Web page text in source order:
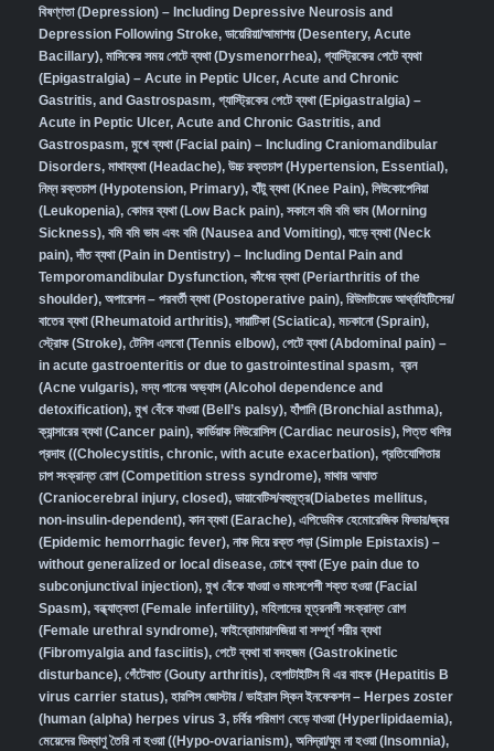
বিষণ্ণতা (Depression) – Including Depressive Neurosis and
Depression Following Stroke, ডায়েরিয়া/আমাশয় (Desentery, Acute
Bacillary), মাসিকের সময় পেটে ব্যথা (Dysmenorrhea), গ্যাস্ট্রিকের পেটে ব্যথা
(Epigastralgia) – Acute in Peptic Ulcer, Acute and Chronic
Gastritis, and Gastrospasm, গ্যাস্ট্রিকের পেটে ব্যথা (Epigastralgia) –
Acute in Peptic Ulcer, Acute and Chronic Gastritis, and
Gastrospasm, মুখে ব্যথা (Facial pain) – Including Craniomandibular
Disorders, মাথাব্যথা (Headache), উচ্চ রক্তচাপ (Hypertension, Essential),
নিম্ন রক্তচাপ (Hypotension, Primary), হাঁটু ব্যথা (Knee Pain), লিউকোপেনিয়া
(Leukopenia), কোমর ব্যথা (Low Back pain), সকালে বমি বমি ভাব (Morning
Sickness), বমি বমি ভাব এবং বমি (Nausea and Vomiting), ঘাড়ে ব্যথা (Neck
pain),দাঁত ব্যথা (Pain in Dentistry) – Including Dental Pain and
Temporomandibular Dysfunction, কাঁধের ব্যথা (Periarthritis of the
shoulder), অপারেশন – পরবর্তী ব্যথা (Postoperative pain), রিউমাটয়েড আর্থ্রাইটিসের/
বাতের ব্যথা (Rheumatoid arthritis), সায়াটিকা (Sciatica), মচকানো (Sprain),
স্ট্রোক (Stroke), টেনিস এলবো (Tennis elbow), পেটে ব্যথা (Abdominal pain) –
in acute gastroenteritis or due to gastrointestinal spasm, ব্রন
(Acne vulgaris), মদ্য পানের অভ্যাস (Alcohol dependence and
detoxification), মুখ বেঁকে যাওয়া (Bell’s palsy), হাঁপানি (Bronchial asthma),
ক্যান্সারের ব্যথা (Cancer pain), কার্ডিয়াক নিউরোসিস (Cardiac neurosis), পিত্ত থলির
প্রদাহ ((Cholecystitis, chronic, with acute exacerbation), প্রতিযোগিতার
চাপ সংক্রান্ত রোগ (Competition stress syndrome), মাথার আঘাত
(Craniocerebral injury, closed), ডায়াবেটিস/বহুমূত্র(Diabetes mellitus,
non-insulin-dependent), কান ব্যথা (Earache), এপিডেমিক হেমোরেজিক ফিভার/জ্বর
(Epidemic hemorrhagic fever), নাক দিয়ে রক্ত পড়া (Simple Epistaxis) –
without generalized or local disease, চোখে ব্যথা (Eye pain due to
subconjunctival injection), মুখ বেঁকে যাওয়া ও মাংসপেশী শক্ত হওয়া (Facial
Spasm), বন্ধ্যাত্বতা (Female infertility), মহিলাদের মূত্রনালী সংক্রান্ত রোগ
(Female urethral syndrome), ফাইব্রোমায়ালজিয়া বা সম্পূর্ণ শরীর ব্যথা
(Fibromyalgia and fasciitis), পেটে ব্যথা বা বদহজম (Gastrokinetic
disturbance), গেঁটেবাত (Gouty arthritis), হেপাটাইটিস বি এর বাহক (Hepatitis B
virus carrier status), হারপিস জোস্টার / ভাইরাল স্কিন ইনফেকশন – Herpes zoster
(human (alpha) herpes virus 3, চর্বির পরিমাণ বেড়ে যাওয়া (Hyperlipidaemia),
মেয়েদের ডিম্বাণু তৈরি না হওয়া ((Hypo-ovarianism), অনিদ্রা/ঘুম না হওয়া (Insomnia),